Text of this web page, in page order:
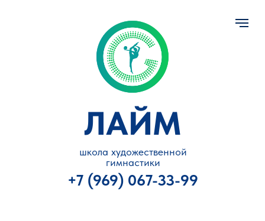
ЛАЙМ
школа художественной
гимнастики
+7 (969) 067-33-99